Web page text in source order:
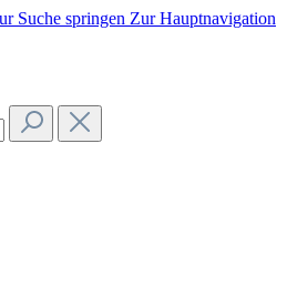
Suche springen Zur Hauptnavigation